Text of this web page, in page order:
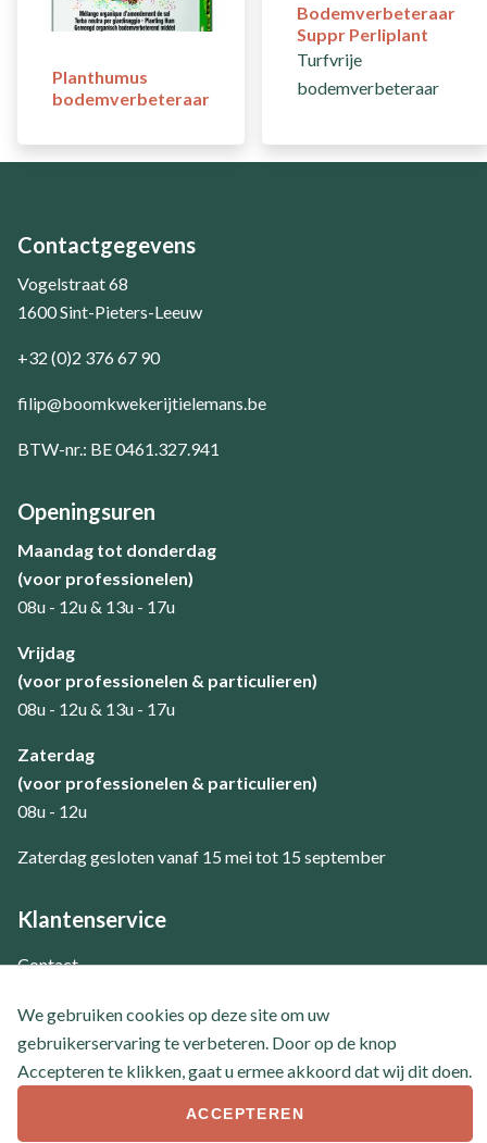
Planthumus
bodemverbeteraar
Bodemverbeteraar
Suppr Perliplant
Turfvrije
bodemverbeteraar
Contactgegevens
Vogelstraat 68
1600 Sint-Pieters-Leeuw
+32 (0)2 376 67 90
filip@boomkwekerijtielemans.be
BTW-nr.: BE 0461.327.941
Openingsuren
Maandag tot donderdag
(voor professionelen)
08u - 12u & 13u - 17u
​Vrijdag
(voor professionelen & particulieren)
08u - 12u & 13u - 17u
Zaterdag
(voor professionelen & particulieren)
08u - 12u
Zaterdag gesloten vanaf 15 mei tot 15 september
Klantenservice
Contact
© 2026 Boom- en handelskwekerij Tielemans
We gebruiken cookies op deze site om uw
gebruikerservaring te verbeteren. Door op de knop
Accepteren te klikken, gaat u ermee akkoord dat wij dit doen.
ACCEPTEREN